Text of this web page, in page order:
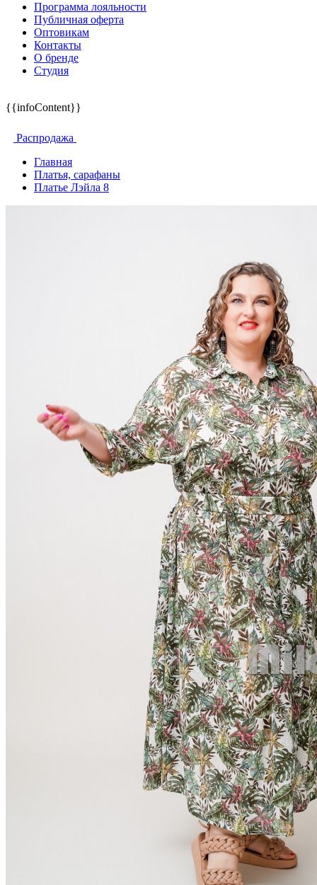
Программа лояльности
Публичная оферта
Оптовикам
Контакты
О бренде
Студия
{{infoContent}}
Распродажа
Главная
Платья, сарафаны
Платье Лэйла 8